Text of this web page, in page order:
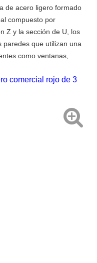
de acero ligero formado
compuesto por
Z y la sección de U, los
paredes que utilizan una
como ventanas,
comercial rojo de 3